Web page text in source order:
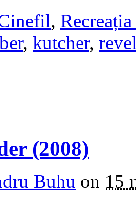
,
, kutcher,
(2008)
Buhu on 15